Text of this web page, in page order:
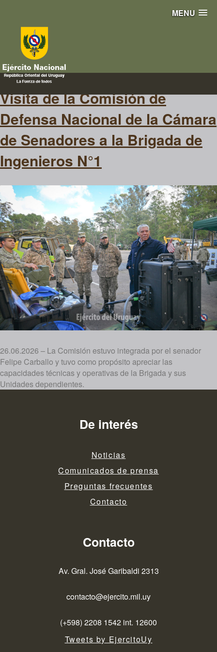
MENU
Senador
Visita de la Comisión de
Defensa Nacional de la Cámara
de Senadores a la Brigada de
Ingenieros N°1
26.06.2026 – La Comisión estuvo integrada por el senador
Felipe Carballo y tuvo como propósito apreciar las
capacidades técnicas y operativas de la Brigada y sus
Unidades dependientes.
De interés
Noticias
Comunicados de prensa
Preguntas frecuentes
Contacto
Contacto
Av. Gral. José Garibaldi 2313
contacto@ejercito.mil.uy
(+598) 2208 1542 int. 12600
Tweets by EjercitoUy